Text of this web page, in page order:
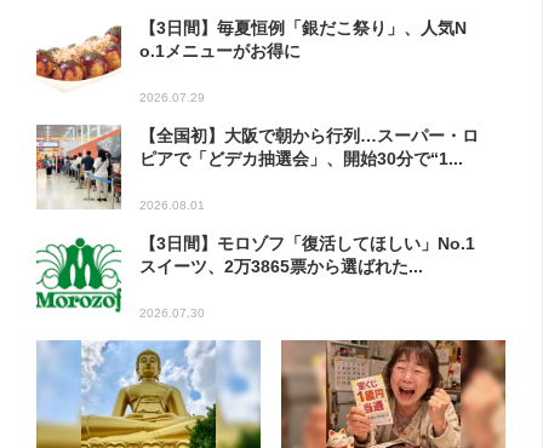
【3日間】毎夏恒例「銀だこ祭り」、人気N
o.1メニューがお得に
2026.07.29
【全国初】大阪で朝から行列…スーパー・ロ
ピアで「どデカ抽選会」、開始30分で“1...
2026.08.01
【3日間】モロゾフ「復活してほしい」No.1
スイーツ、2万3865票から選ばれた...
2026.07.30